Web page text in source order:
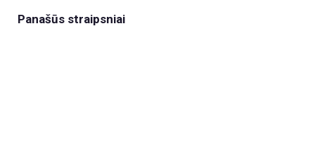
Panašūs straipsniai